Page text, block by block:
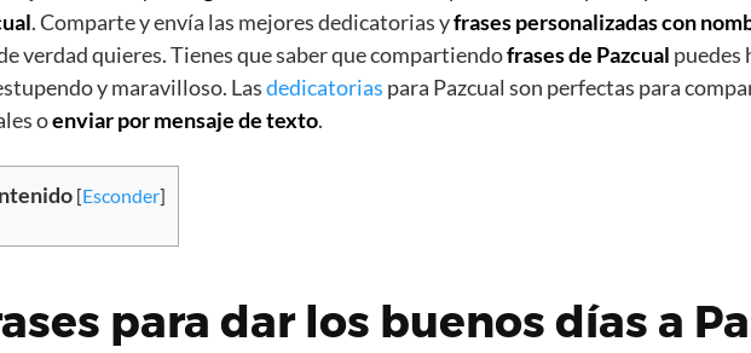
. Comparte y envía las mejores dedicatorias yfrases personalizadas con
verdad quieres. Tienes que saber que compartiendofrases de Pazcual puedes
y maravilloso. Lasdedicatorias para Pazcual son perfectas para
oenviar por mensaje de texto.
[Esconder]
para dar los buenos días a